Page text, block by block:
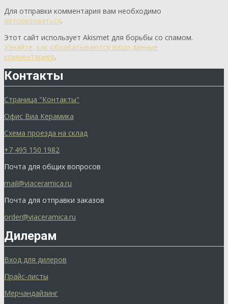
Для отправки комментария вам необходимо
авторизоваться.
Этот сайт использует Akismet для борьбы со спамом.
Узнайте, как обрабатываются ваши данные
комментариев.
Контакты
Страница "Контакты"
Офис Виа Керамика
Схема проезда на склад
+7 495 150 1982
Почта для общих вопросов
mail@viaceramica.ru
Почта для отправки заказов
order@viaceramica.ru
Дилерам
Вход для дилеров
Прайс-листы
Мерчандайзинг